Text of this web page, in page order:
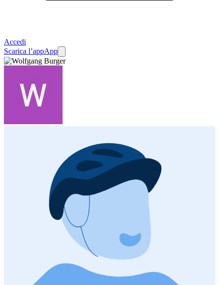
Accedi
Scarica l’appApp